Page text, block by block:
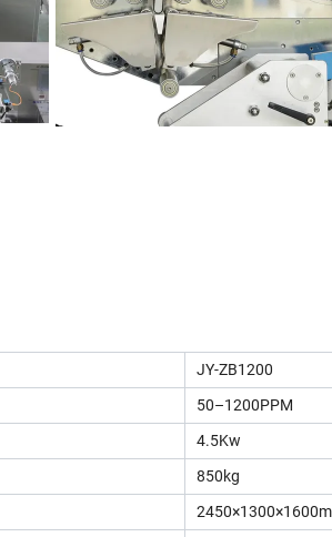
JY-ZB1200
50–1200PPM
4.5Kw
850kg